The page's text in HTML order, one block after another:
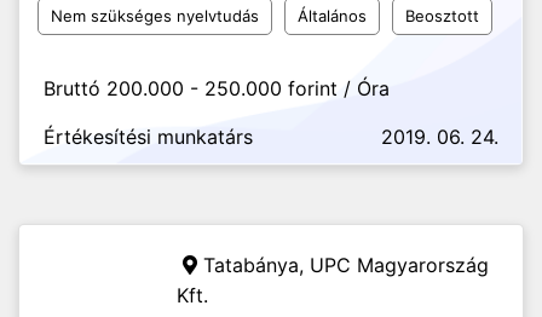
Nem szükséges nyelvtudás Általános Beosztott
Bruttó 200.000 - 250.000 forint / Óra
Értékesítési munkatárs
2019. 06. 24.
Tatabánya, UPC Magyarország
Kft.